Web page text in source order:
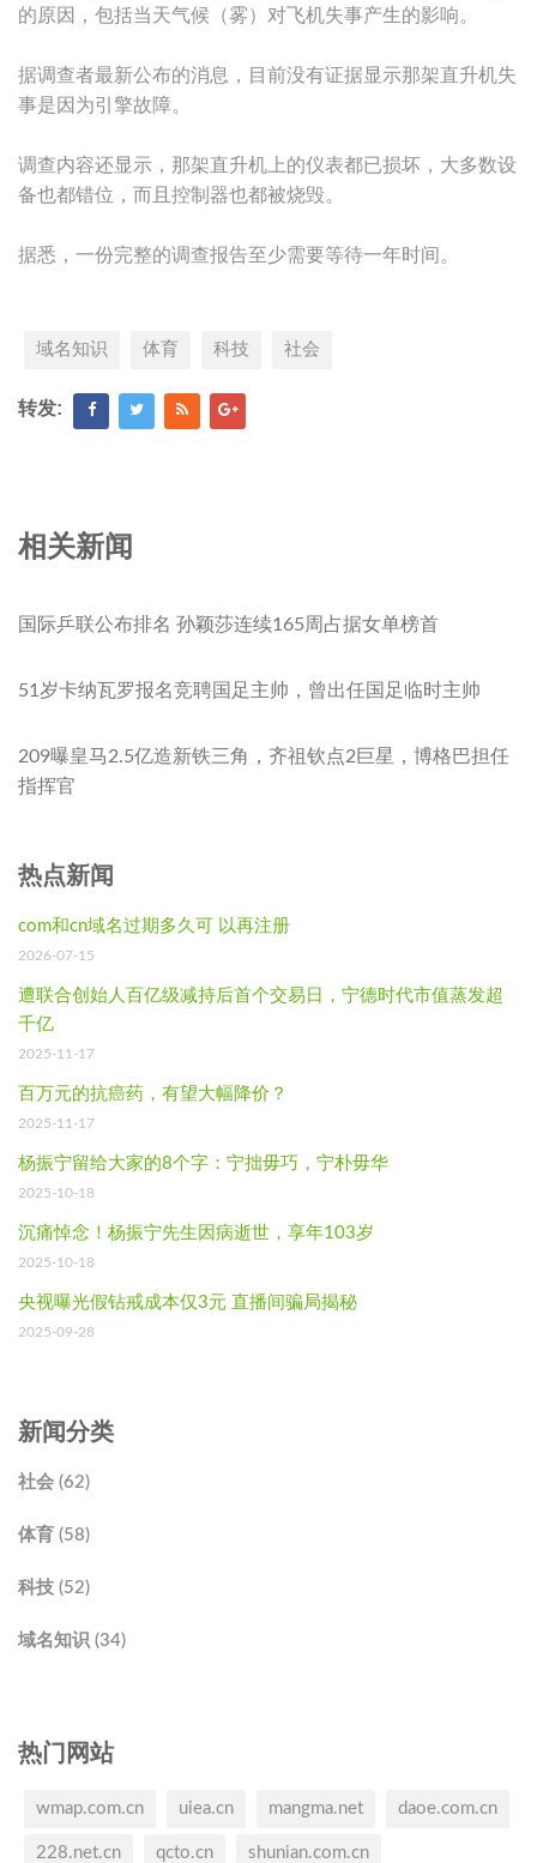
的原因，包括当天气候（雾）对飞机失事产生的影响。
据调查者最新公布的消息，目前没有证据显示那架直升机失
事是因为引擎故障。
调查内容还显示，那架直升机上的仪表都已损坏，大多数设
备也都错位，而且控制器也都被烧毁。
据悉，一份完整的调查报告至少需要等待一年时间。
域名知识 体育 科技 社会
转发:
相关新闻
国际乒联公布排名 孙颖莎连续165周占据女单榜首
51岁卡纳瓦罗报名竞聘国足主帅，曾出任国足临时主帅
209曝皇马2.5亿造新铁三角，齐祖钦点2巨星，博格巴担任
指挥官
热点新闻
com和cn域名过期多久可 以再注册
2026-07-15
遭联合创始人百亿级减持后首个交易日，宁德时代市值蒸发超
千亿
2025-11-17
百万元的抗癌药，有望大幅降价？
2025-11-17
杨振宁留给大家的8个字：宁拙毋巧，宁朴毋华
2025-10-18
沉痛悼念！杨振宁先生因病逝世，享年103岁
2025-10-18
央视曝光假钻戒成本仅3元 直播间骗局揭秘
2025-09-28
新闻分类
社会 (62)
体育 (58)
科技 (52)
域名知识 (34)
热门网站
wmap.com.cn uiea.cn mangma.net daoe.com.cn
228.net.cn qcto.cn shunian.com.cn